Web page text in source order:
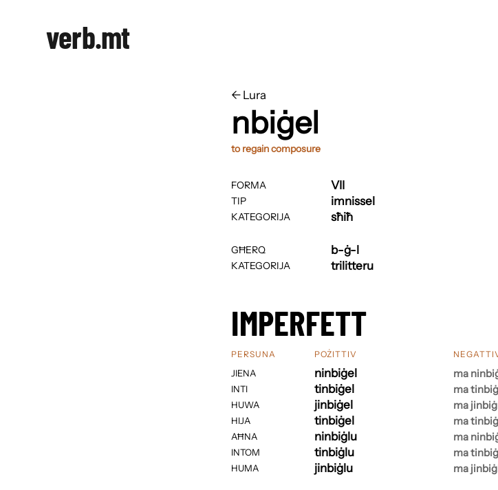
verb.mt
← ​​Lura
nbiġel
to regain composure
FORMA
TIP
KATEGORIJA
GĦERQ
KATEGORIJA
VII
imnissel
sħiħ
b-ġ-l
trilitteru
IMPERFETT
PERSUNA
JIENA
INTI
HUWA
HIJA
AĦNA
INTOM
HUMA
POŻITTIV
ninbiġel
tinbiġel
jinbiġel
tinbiġel
ninbiġlu
tinbiġlu
jinbiġlu
ma
ma
ma
ma
ma
ma
ma